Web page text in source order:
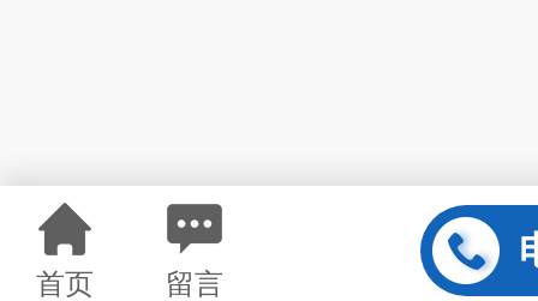
首页 留言